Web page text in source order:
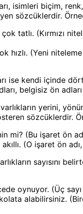
isimleri biçim,
sözcüklerdir.
tatlı. (Kırmızı
hızlı. (Yeni
ise kendi içinde
belgisiz ön
yerini,
sözcüklerdir.
mi? (Bu işaret ön
(O işaret ön
sayısını
oynuyor. (Üç
alabilirsiniz.